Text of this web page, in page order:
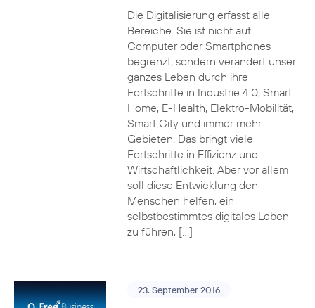
Die Digitalisierung erfasst alle
Bereiche. Sie ist nicht auf
Computer oder Smartphones
begrenzt, sondern verändert unser
ganzes Leben durch ihre
Fortschritte in Industrie 4.0, Smart
Home, E-Health, Elektro-Mobilität,
Smart City und immer mehr
Gebieten. Das bringt viele
Fortschritte in Effizienz und
Wirtschaftlichkeit. Aber vor allem
soll diese Entwicklung den
Menschen helfen, ein
selbstbestimmtes digitales Leben
zu führen, […]
23. September 2016